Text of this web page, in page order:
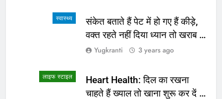
स्वास्थ्य
संकेत बताते हैं पेट में हो गए हैं कीड़े,
वक्त रहते नहीं दिया ध्यान तो खराब हो
जाएगी हालत
Yugkranti 3 years ago
लाइफ स्टाइल
Heart Health: दिल का रखना
चाहते हैं ख्याल तो खाना शुरू कर दें ये